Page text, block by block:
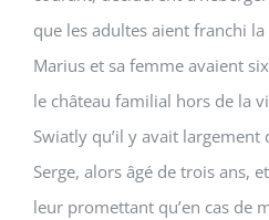
que les adultes aient franchi
Marius et sa femme avaient
le château familial hors de la
Swiatly qu’il y avait
Serge, alors âgé de trois ans,
leur promettant qu’en cas de